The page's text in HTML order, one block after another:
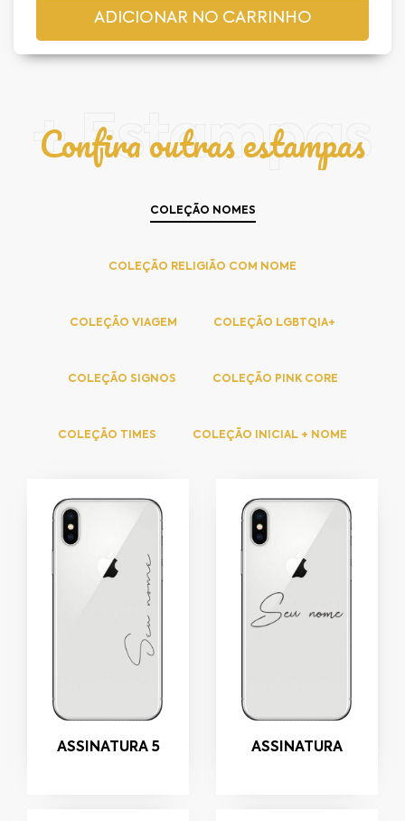
Confira outras estampas
+ Estampas
COLEÇÃO NOMES
COLEÇÃO RELIGIÃO COM NOME
COLEÇÃO VIAGEM COLEÇÃO LGBTQIA+
COLEÇÃO SIGNOS COLEÇÃO PINK CORE
COLEÇÃO TIMES COLEÇÃO INICIAL + NOME
ASSINATURA 5 ASSINATURA